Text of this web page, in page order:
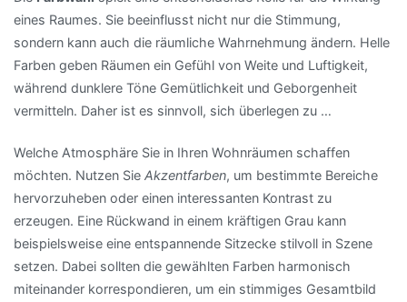
eines Raumes. Sie beeinflusst nicht nur die Stimmung,
sondern kann auch die räumliche Wahrnehmung ändern. Helle
Farben geben Räumen ein Gefühl von Weite und Luftigkeit,
während dunklere Töne Gemütlichkeit und Geborgenheit
vermitteln. Daher ist es sinnvoll, sich überlegen zu …
Welche Atmosphäre Sie in Ihren Wohnräumen schaffen
möchten. Nutzen Sie Akzentfarben, um bestimmte Bereiche
hervorzuheben oder einen interessanten Kontrast zu
erzeugen. Eine Rückwand in einem kräftigen Grau kann
beispielsweise eine entspannende Sitzecke stilvoll in Szene
setzen. Dabei sollten die gewählten Farben harmonisch
miteinander korrespondieren, um ein stimmiges Gesamtbild